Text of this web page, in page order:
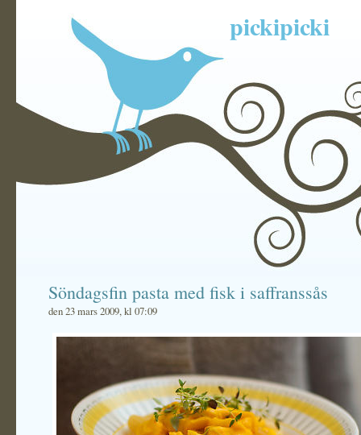
pickipicki
Söndagsfin pasta med fisk i saffranssås
den 23 mars 2009, kl 07:09